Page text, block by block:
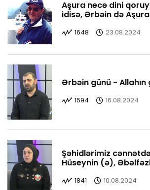
Aşura necə dini
idisə, Ərbəin də
1648 23.08.2024
Ərbəin günü - Allahın
1594 16.08.2024
Şəhidlərimiz
Hüseynin (ə),
1841 10.08.2024